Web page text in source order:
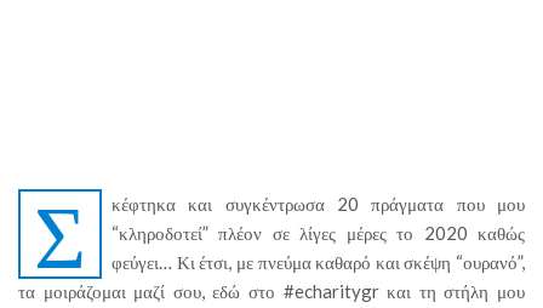
Σ
κέφτηκα και συγκέντρωσα 20 πράγματα που μου
“κληροδοτεί” πλέον σε λίγες μέρες το 2020 καθώς
φεύγει… Κι έτσι, με πνεύμα καθαρό και σκέψη “ουρανό”,
τα μοιράζομαι μαζί σου, εδώ στο #echaritygr και τη στήλη μου